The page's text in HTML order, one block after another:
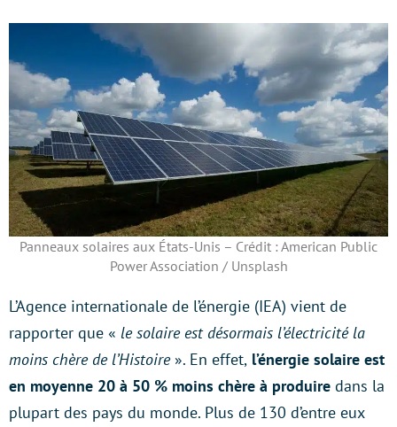
Panneaux solaires aux États-Unis – Crédit : American Public
Power Association / Unsplash
L’Agence internationale de l’énergie (IEA) vient de
rapporter que « le solaire est désormais l’électricité la
moins chère de l’Histoire». En effet, l’énergie solaire est
en moyenne 20 à 50 % moins chère à produire dans la
plupart des pays du monde. Plus de 130 d’entre eux